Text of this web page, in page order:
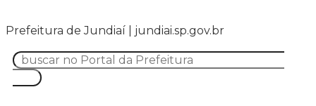
Prefeitura de Jundiaí | jundiai.sp.gov.br